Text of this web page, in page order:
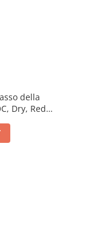
della
Dry, Red,